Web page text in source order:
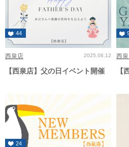
44
西泉店 2025.06.12
【西泉店】父の日イベント開催
西
【
24